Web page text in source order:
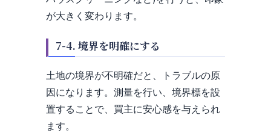
が大きく変わります。
7-4. 境界を明確にする
土地の境界が不明確だと、トラブルの原
因になります。測量を行い、境界標を設
置することで、買主に安心感を与えられ
ます。